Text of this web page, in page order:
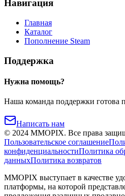
Навигация
Главная
Каталог
Пополнение Steam
Поддержка
Нужна помощь?
Наша команда поддержки готова
Написать нам
© 2024 MMOPIX. Все права
Пользовательское соглашение
конфиденциальностиПолитика
данныхПолитика возвратов
MMOPIX выступает в качестве
платформы, на которой